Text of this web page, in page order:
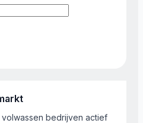
bedrijven actief